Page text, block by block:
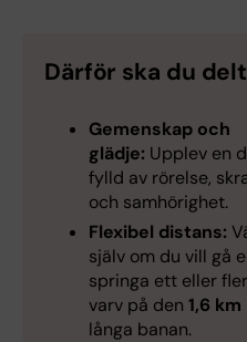
Därför ska du
Gemenskap och
glädje: Upplev en
fylld av rörelse,
och samhörighet.
Flexibel distans:
själv om du vill gå
springa ett eller
varv på den 1,6 km
långa banan.